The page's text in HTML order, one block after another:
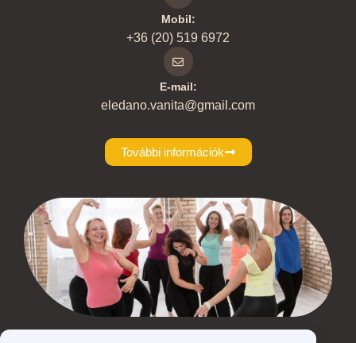
Mobil:
+36 (20) 519 6972
E-mail:
eledano.vanita@gmail.com
További információk